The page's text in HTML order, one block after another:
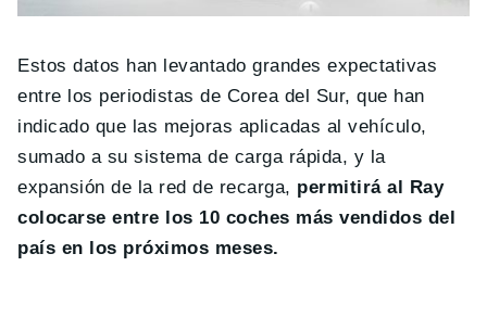
Estos datos han levantado grandes expectativas
entre los periodistas de Corea del Sur, que han
indicado que las mejoras aplicadas al vehículo,
sumado a su sistema de carga rápida, y la
expansión de la red de recarga, permitirá al Ray
colocarse entre los 10 coches más vendidos del
país en los próximos meses.